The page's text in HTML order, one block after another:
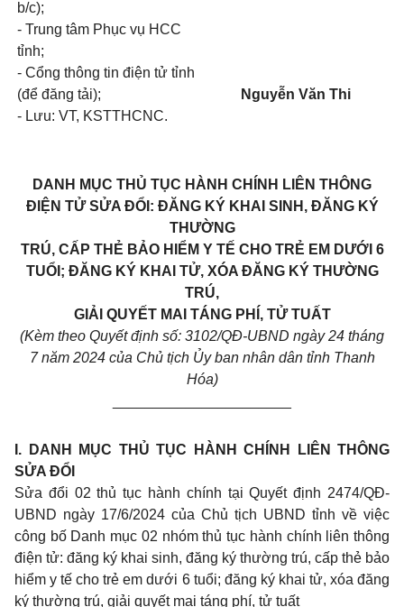
b/c);
- Trung tâm Phục vụ HCC
tỉnh;
- Cổng thông tin điện tử tỉnh
(để đăng tải);
- Lưu: VT, KSTTHCNC.
Nguyễn Văn Thi
DANH MỤC THỦ TỤC HÀNH CHÍNH LIÊN THÔNG
ĐIỆN TỬ SỬA ĐỔI: ĐĂNG KÝ KHAI SINH, ĐĂNG KÝ
THƯỜNG
TRÚ, CẤP THẺ BẢO HIỂM Y TẾ CHO TRẺ EM DƯỚI 6
TUỔI; ĐĂNG KÝ KHAI TỬ, XÓA ĐĂNG KÝ THƯỜNG
TRÚ,
GIẢI QUYẾT MAI TÁNG PHÍ, TỬ TUẤT
(Kèm theo Quyết định số: 3102/QĐ-UBND ngày 24 tháng
7 năm 2024 của Chủ tịch Ủy ban nhân dân tỉnh Thanh
Hóa)
I. DANH MỤC THỦ TỤC HÀNH CHÍNH LIÊN THÔNG
SỬA ĐỔI
Sửa đổi 02 thủ tục hành chính tại Quyết định 2474/QĐ-
UBND ngày 17/6/2024 của Chủ tịch UBND tỉnh về việc
công bố Danh mục 02 nhóm thủ tục hành chính liên thông
điện tử: đăng ký khai sinh, đăng ký thường trú, cấp thẻ bảo
hiểm y tế cho trẻ em dưới 6 tuổi; đăng ký khai tử, xóa đăng
ký thường trú, giải quyết mai táng phí, tử tuất